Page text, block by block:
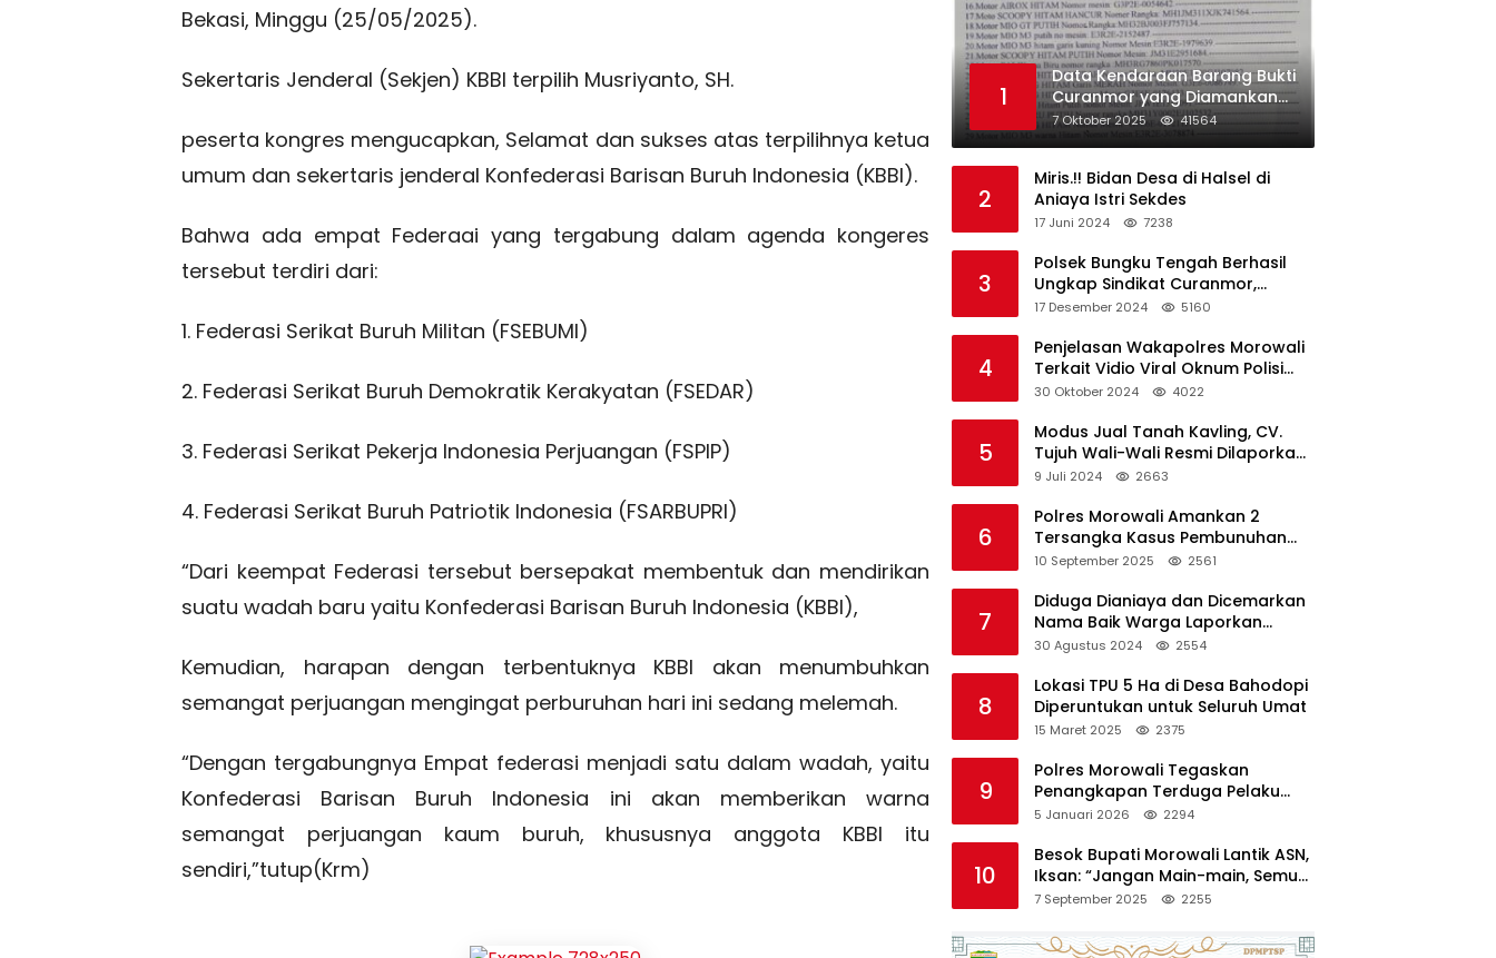
Bekasi, Minggu (25/05/2025).
Sekertaris Jenderal (Sekjen) KBBI terpilih Musriyanto, SH.
peserta kongres mengucapkan, Selamat dan sukses atas terpilihnya ketua
umum dan sekertaris jenderal Konfederasi Barisan Buruh Indonesia (KBBI).
Bahwa ada empat Federaai yang tergabung dalam agenda kongeres
tersebut terdiri dari:
1. Federasi Serikat Buruh Militan (FSEBUMI)
2. Federasi Serikat Buruh Demokratik Kerakyatan (FSEDAR)
3. Federasi Serikat Pekerja Indonesia Perjuangan (FSPIP)
4. Federasi Serikat Buruh Patriotik Indonesia (FSARBUPRI)
“Dari keempat Federasi tersebut bersepakat membentuk dan mendirikan
suatu wadah baru yaitu Konfederasi Barisan Buruh Indonesia (KBBI),
Kemudian, harapan dengan terbentuknya KBBI akan menumbuhkan
semangat perjuangan mengingat perburuhan hari ini sedang melemah.
“Dengan tergabungnya Empat federasi menjadi satu dalam wadah, yaitu
Konfederasi Barisan Buruh Indonesia ini akan memberikan warna
semangat perjuangan kaum buruh, khususnya anggota KBBI itu
sendiri,”tutup(Krm)
1
Data Kendaraan Barang Bukti
Curanmor yang Diamankan
oleh Polres Morowali
7 Oktober 2025 41564
2
Miris.!! Bidan Desa di Halsel di
Aniaya Istri Sekdes
17 Juni 2024 7238
3
Polsek Bungku Tengah Berhasil
Ungkap Sindikat Curanmor,
Terduga Pelaku Akui Beraksi di 7
17 Desember 2024 5160
4
Penjelasan Wakapolres Morowali
Terkait Vidio Viral Oknum Polisi
Dikerumuni Warga Bahodopi
30 Oktober 2024 4022
5
Modus Jual Tanah Kavling, CV.
Tujuh Wali-Wali Resmi Dilaporkan
di Polres Kendari
9 Juli 2024 2663
6
Polres Morowali Amankan 2
Tersangka Kasus Pembunuhan
WNA di Desa Topogaro
10 September 2025 2561
7
Diduga Dianiaya dan Dicemarkan
Nama Baik Warga Laporkan
Oknum Kades dan Oknum Polisi
30 Agustus 2024 2554
8
Lokasi TPU 5 Ha di Desa Bahodopi
Diperuntukan untuk Seluruh Umat
15 Maret 2025 2375
9
Polres Morowali Tegaskan
Penangkapan Terduga Pelaku
Pembakaran Kantor PT RCP Sesuai
5 Januari 2026 2294
10
Besok Bupati Morowali Lantik ASN,
Iksan: “Jangan Main-main, Semua
Saya Pantau”
7 September 2025 2255